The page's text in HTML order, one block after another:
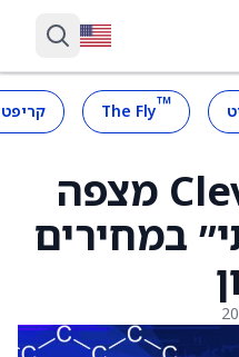
™
The Fly
Cleveland-Cliffs מצפה
במחירים